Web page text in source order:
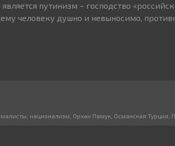
путинизм – господство
человеку душно и невыносимо,
национализм Орхан Памук Османская Турция